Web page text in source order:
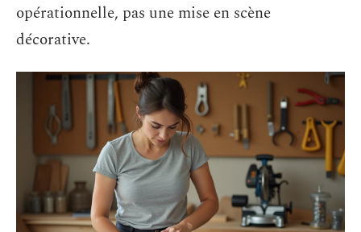
opérationnelle, pas une mise en scène
décorative.